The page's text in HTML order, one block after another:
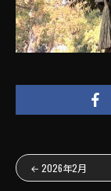
← 2026年2月